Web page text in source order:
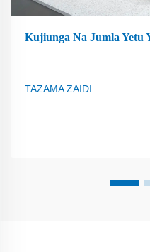
Kujiunga Na Jumla Yetu
TAZAMA ZAIDI